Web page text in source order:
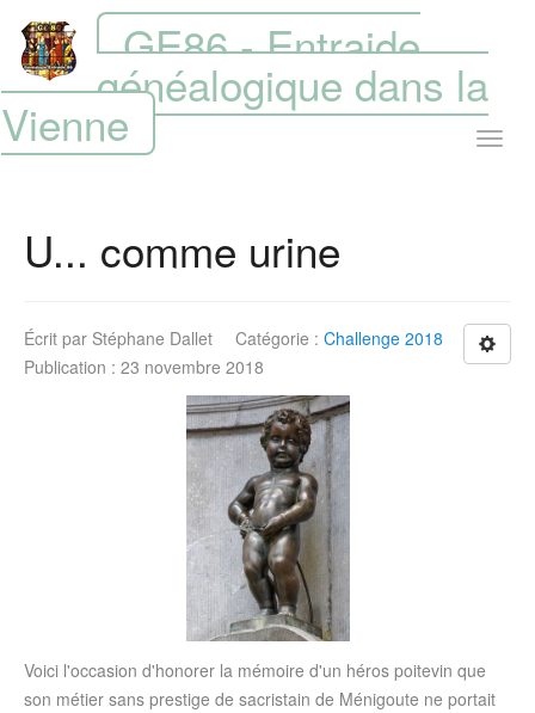
GE86 - Entraide
généalogique dans la
Vienne
U... comme urine
Écrit par Stéphane Dallet Catégorie : Challenge 2018
Publication : 23 novembre 2018
Voici l'occasion d'honorer la mémoire d'un héros poitevin que
son métier sans prestige de sacristain de Ménigoute ne portait